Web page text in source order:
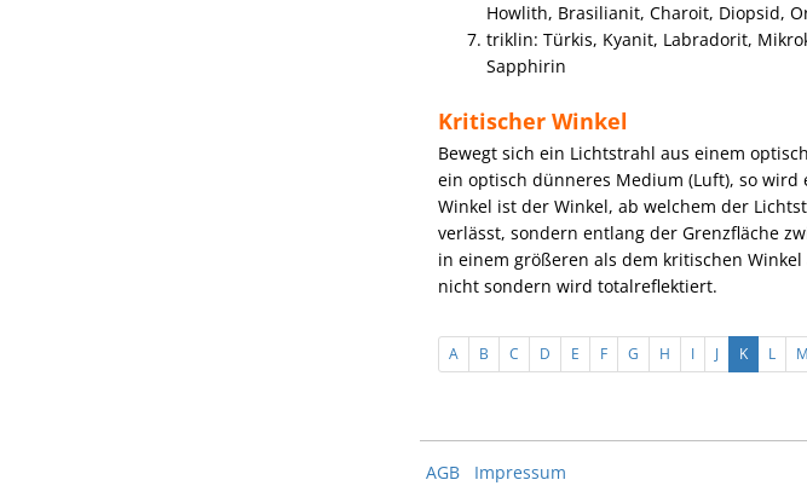
Howlith, Brasilianit, Charoit, Diopsid,
triklin: Türkis, Kyanit, Labradorit,
Sapphirin
Kritischer Winkel
Bewegt sich ein Lichtstrahl aus einem
ein optisch dünneres Medium (Luft), so wird
Winkel ist der Winkel, ab welchem der
verlässt, sondern entlang der Grenzfläche
in einem größeren als dem kritischen
nicht sondern wird totalreflektiert.
A B C D E F G H I J K L M
AGB Impressum